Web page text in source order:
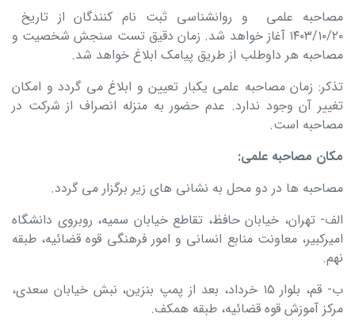
مصاحبه علمی و روانشناسی ثبت نام کنندگان از تاریخ
۱۴۰۳/۱۰/۲۰ آغاز خواهد شد. زمان دقیق تست سنجش شخصیت و
مصاحبه هر داوطلب از طریق پیامک ابلاغ خواهد شد.
تذکر: زمان مصاحبه علمی یکبار تعیین و ابلاغ می‌ گردد و امکان
تغییر آن وجود ندارد. عدم حضور به منزله انصراف از شرکت در
مصاحبه است.
مکان مصاحبه علمی:
مصاحبه‌ ها در دو محل به نشانی‌ های زیر برگزار می‌ گردد.
الف- تهران، خیابان حافظ، تقاطع خیابان سمیه، روبروی دانشگاه
امیرکبیر، معاونت منابع انسانی و امور فرهنگی قوه قضائیه، طبقه
نهم.
ب- قم، بلوار ۱۵ خرداد، بعد از پمپ بنزین، نبش خیابان سعدی،
مرکز آموزش قوه قضائیه، طبقه همکف.